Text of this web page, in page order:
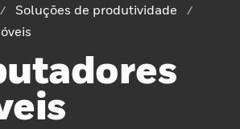
Soluções de produtividade